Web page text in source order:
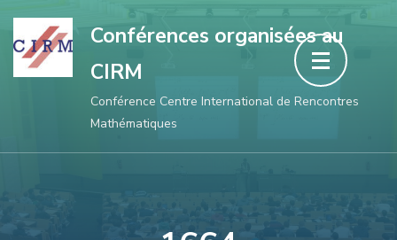
Aller
au
contenu
Conférences organisées au
CIRM
Conférence Centre International de Rencontres
Mathématiques